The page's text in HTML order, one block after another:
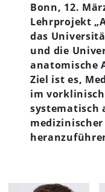
Bonn, 12.
Lehrprojekt
das
und die
anatomische
Ziel ist es,
im
systematisch